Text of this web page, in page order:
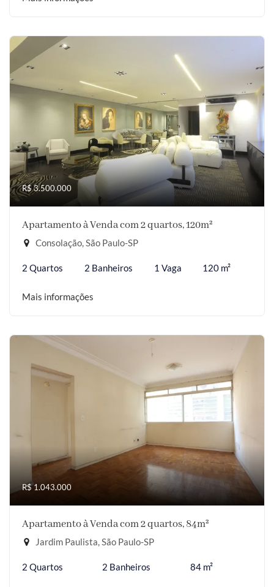
R$ 3.500.000
Apartamento à Venda com 2 quartos, 120m²
Consolação, São Paulo-SP
2 Quartos 2 Banheiros 1 Vaga 120 m²
Mais informações
R$ 1.043.000
Apartamento à Venda com 2 quartos, 84m²
Jardim Paulista, São Paulo-SP
2 Quartos 2 Banheiros 84 m²